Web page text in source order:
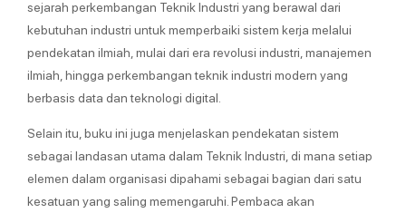
sejarah perkembangan Teknik Industri yang berawal dari
kebutuhan industri untuk memperbaiki sistem kerja melalui
pendekatan ilmiah, mulai dari era revolusi industri, manajemen
ilmiah, hingga perkembangan teknik industri modern yang
berbasis data dan teknologi digital.
Selain itu, buku ini juga menjelaskan pendekatan sistem
sebagai landasan utama dalam Teknik Industri, di mana setiap
elemen dalam organisasi dipahami sebagai bagian dari satu
kesatuan yang saling memengaruhi. Pembaca akan